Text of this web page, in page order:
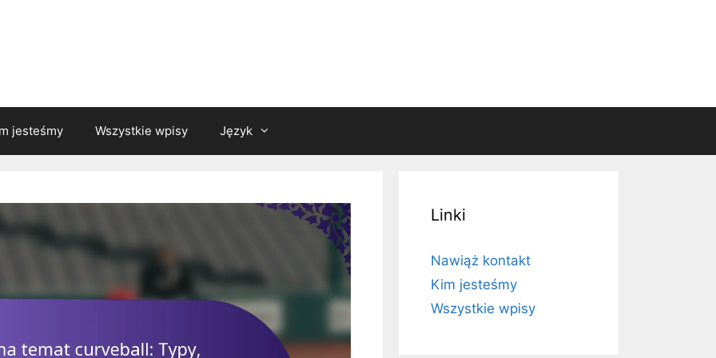
jesteśmy Wszystkie wpisy Język
Linki
Nawiąż kontakt
Kim jesteśmy
Wszystkie wpisy